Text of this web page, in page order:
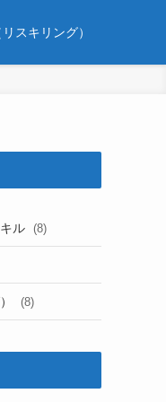
スキリング）
ル (8)
(8)